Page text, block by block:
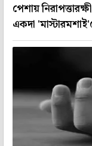
পেশায়
একদা